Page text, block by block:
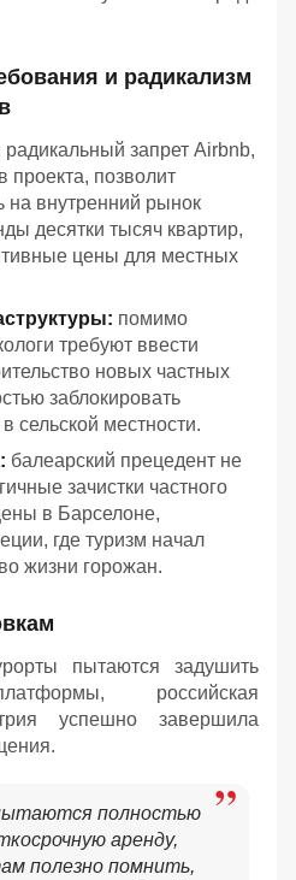
и радикализм
радикальный запрет Airbnb,
проекта, позволит
на внутренний рынок
десятки тысяч квартир,
цены для местных
помимо
требуют ввести
новых частных
заблокировать
сельской местности.
балеарский прецедент не
зачистки частного
в Барселоне,
где туризм начал
жизни горожан.
пытаются задушить
российская
успешно завершила
полностью
аренду,
полезно помнить,